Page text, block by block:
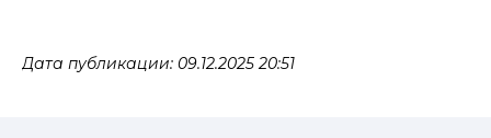
Дата публикации: 09.12.2025 20:51